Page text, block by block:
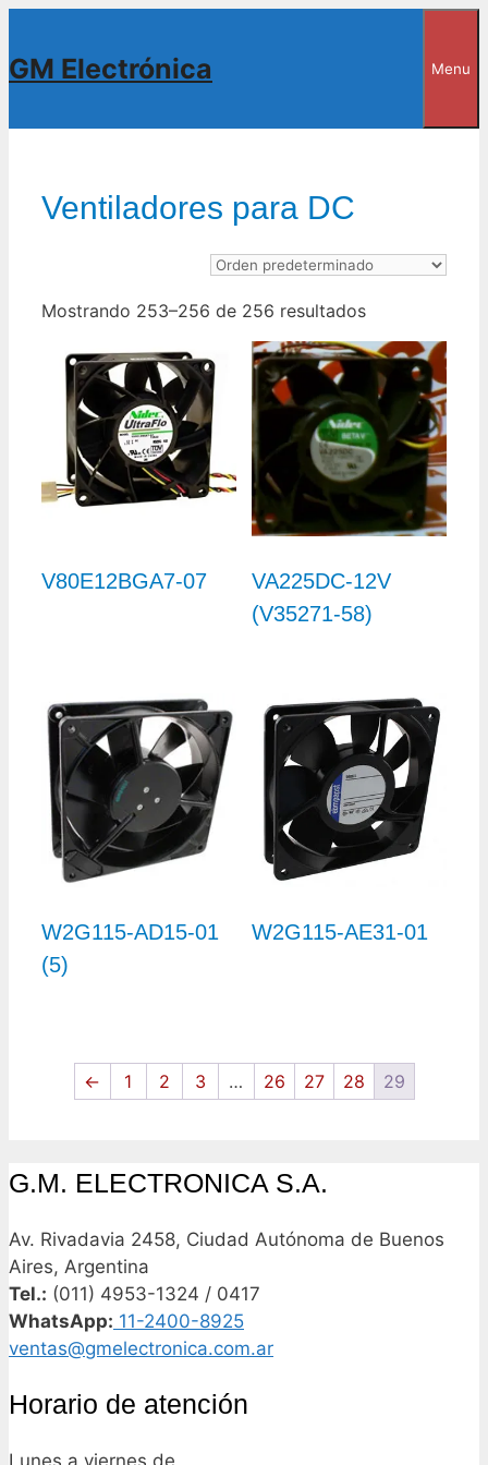
contenido
GM Electrónica Menu
Ventiladores para DC
Mostrando 253–256 de 256 resultados
V80E12BGA7-07
VA225DC-12V
(V35271-58)
W2G115-AD15-01
(5)
W2G115-AE31-01
← 1 2 3 … 26 27 28 29
G.M. ELECTRONICA S.A.
Av. Rivadavia 2458, Ciudad Autónoma de Buenos
Aires, Argentina
Tel.: (011) 4953-1324 / 0417
WhatsApp: 11-2400-8925
ventas@gmelectronica.com.ar
Horario de atención
Lunes a viernes de